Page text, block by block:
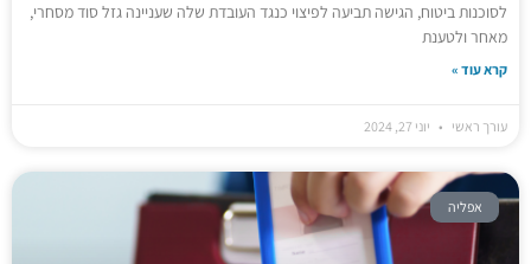
לסוכנות ביטוח, הגישה תביעה לפיצוי כנגד העובדת שלה שעניינה גזל סוד מסחרי,
מאחר ולטענת
קרא עוד »
עורך ראשי יוני 27, 2024
אפליה